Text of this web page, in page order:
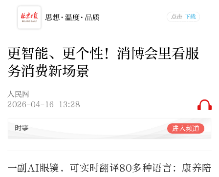
更智能、更个性！消博会里看服
务消费新场景
人民网
2026-04-16 13:28
时事 进入频道
一副AI眼镜，可实时翻译80多种语言；康养陪